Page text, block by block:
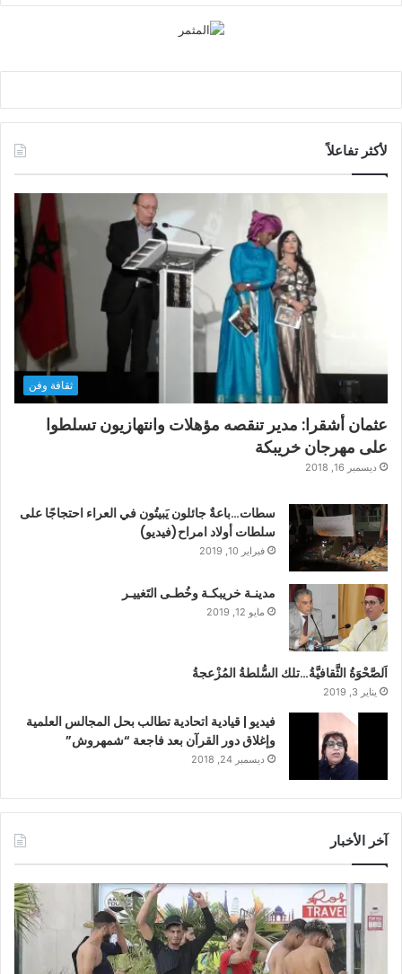
لأكثر تفاعلاً
ثقافة وفن
عثمان أشقرا: مدير تنقصه مؤهلات وانتهازيون تسلطوا
على مهرجان خريبكة
ديسمبر 16, 2018
سطات…باعةٌ جائلون يَبيتُون في العراء احتجاجًا على
سلطات أولاد امراح(فيديو)
فبراير 10, 2019
مدينـة خريبكـة وخُطـى التَغييـر
مايو 12, 2019
اَلصَّحْوَةُ الثَّقافيَّةُ…تلك السُّلطةُ المُزْعجةُ
يناير 3, 2019
فيديو | قيادية اتحادية تطالب بحل المجالس العلمية
وإغلاق دور القرآن بعد فاجعة “شمهروش”
ديسمبر 24, 2018
آخر الأخبار